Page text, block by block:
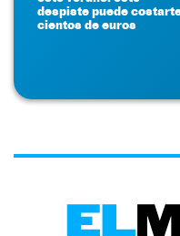
despiste puede
cientos de euros